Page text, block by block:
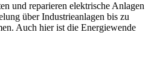
und reparieren elektrische Anlagen
über Industrieanlagen bis zu
Auch hier ist die Energiewende